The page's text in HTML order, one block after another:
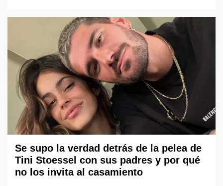
Se supo la verdad detrás de la pelea de
Tini Stoessel con sus padres y por qué
no los invita al casamiento